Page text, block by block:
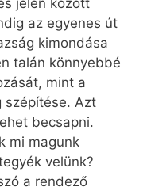
jelen között
az egyenes út
kimondása
talán könnyebbé
mint a
szépítése. Azt
becsapni.
mi magunk
velünk?
a rendező